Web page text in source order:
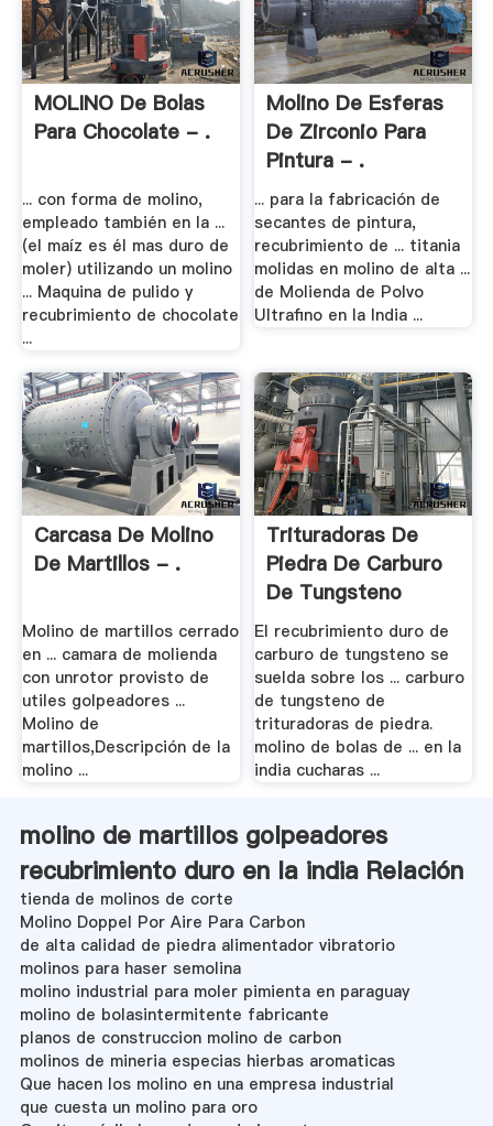
MOLINO De Bolas
Para Chocolate - .
... con forma de molino,
empleado también en la ...
(el maíz es él mas duro de
moler) utilizando un molino
... Maquina de pulido y
recubrimiento de chocolate
...
Molino De Esferas
De Zirconio Para
Pintura - .
... para la fabricación de
secantes de pintura,
recubrimiento de ... titania
molidas en molino de alta ...
de Molienda de Polvo
Ultrafino en la India ...
Carcasa De Molino
De Martillos - .
Molino de martillos cerrado
en ... camara de molienda
con unrotor provisto de
utiles golpeadores ...
Molino de
martillos,Descripción de la
molino ...
Trituradoras De
Piedra De Carburo
De Tungsteno
El recubrimiento duro de
carburo de tungsteno se
suelda sobre los ... carburo
de tungsteno de
trituradoras de piedra.
molino de bolas de ... en la
india cucharas ...
molino de martillos golpeadores
recubrimiento duro en la india Relación
tienda de molinos de corte
Molino Doppel Por Aire Para Carbon
de alta calidad de piedra alimentador vibratorio
molinos para haser semolina
molino industrial para moler pimienta en paraguay
molino de bolasintermitente fabricante
planos de construccion molino de carbon
molinos de mineria especias hierbas aromaticas
Que hacen los molino en una empresa industrial
que cuesta un molino para oro